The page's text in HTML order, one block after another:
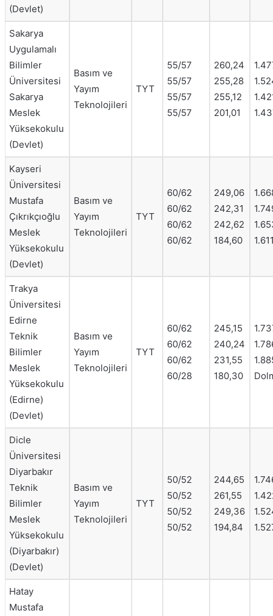
(Devlet)
Sakarya
Uygulamalı
Bilimler
Üniversitesi
Sakarya
Meslek
Yüksekokulu
(Devlet)
Basım ve
Yayım
Teknolojileri
TYT
55/57
55/57
55/57
55/57
260,24
255,28
255,12
201,01
Kayseri
Üniversitesi
Mustafa
Çıkrıkçıoğlu
Meslek
Yüksekokulu
(Devlet)
Basım ve
Yayım
Teknolojileri
TYT
60/62
60/62
60/62
60/62
249,06
242,31
242,62
184,60
Trakya
Üniversitesi
Edirne
Teknik
Bilimler
Meslek
Yüksekokulu
(Edirne)
(Devlet)
Basım ve
Yayım
Teknolojileri
TYT
60/62
60/62
60/62
60/28
245,15
240,24
231,55
180,30
Dicle
Üniversitesi
Diyarbakır
Teknik
Bilimler
Meslek
Yüksekokulu
(Diyarbakır)
(Devlet)
Basım ve
Yayım
Teknolojileri
TYT
50/52
50/52
50/52
50/52
244,65
261,55
249,36
194,84
Hatay
Mustafa